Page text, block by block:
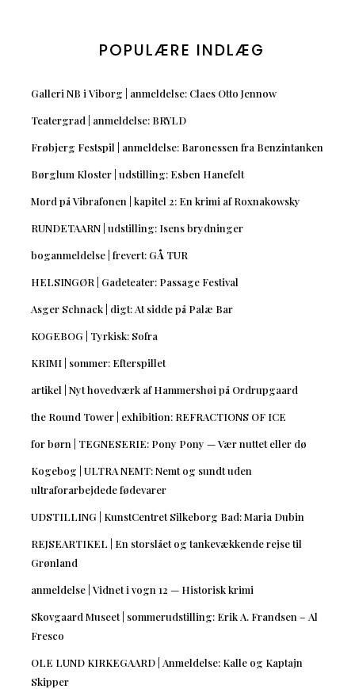
POPULÆRE INDLÆG
Galleri NB i Viborg | anmeldelse: Claes Otto Jennow
Teatergrad | anmeldelse: BRYLD
Frøbjerg Festspil | anmeldelse: Baronessen fra Benzintanken
Børglum Kloster | udstilling: Esben Hanefelt
Mord på Vibrafonen | kapitel 2: En krimi af Roxnakowsky
RUNDETAARN | udstilling: Isens brydninger
boganmeldelse | frevert: GÅ TUR
HELSINGØR | Gadeteater: Passage Festival
Asger Schnack | digt: At sidde på Palæ Bar
KOGEBOG | Tyrkisk: Sofra
KRIMI | sommer: Efterspillet
artikel | Nyt hovedværk af Hammershøi på Ordrupgaard
the Round Tower | exhibition: REFRACTIONS OF ICE
for børn | TEGNESERIE: Pony Pony — Vær nuttet eller dø
Kogebog | ULTRA NEMT: Nemt og sundt uden
ultraforarbejdede fødevarer
UDSTILLING | KunstCentret Silkeborg Bad: Maria Dubin
REJSEARTIKEL | En storslået og tankevækkende rejse til
Grønland
anmeldelse | Vidnet i vogn 12 — Historisk krimi
Skovgaard Museet | sommerudstilling: Erik A. Frandsen – Al
Fresco
OLE LUND KIRKEGAARD | Anmeldelse: Kalle og Kaptajn
Skipper